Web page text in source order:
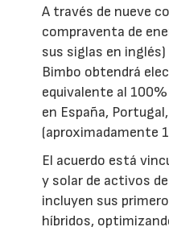
A través de nueve
compraventa de
sus siglas en
Bimbo obtendrá
equivalente al
en España,
(aproximadamente
El acuerdo está
y solar de activos
incluyen sus
híbridos,